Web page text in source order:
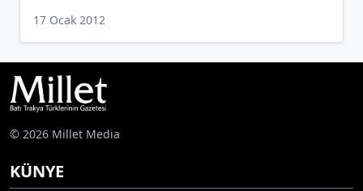
17 Ocak 2012
© 2026 Millet Media
KÜNYE